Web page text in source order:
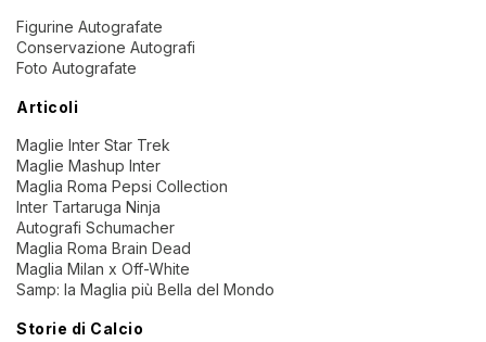
Figurine Autografate
Conservazione Autografi
Foto Autografate
Articoli
Maglie Inter Star Trek
Maglie Mashup Inter
Maglia Roma Pepsi Collection
Inter Tartaruga Ninja
Autografi Schumacher
Maglia Roma Brain Dead
Maglia Milan x Off-White
Samp: la Maglia più Bella del Mondo
Storie di Calcio